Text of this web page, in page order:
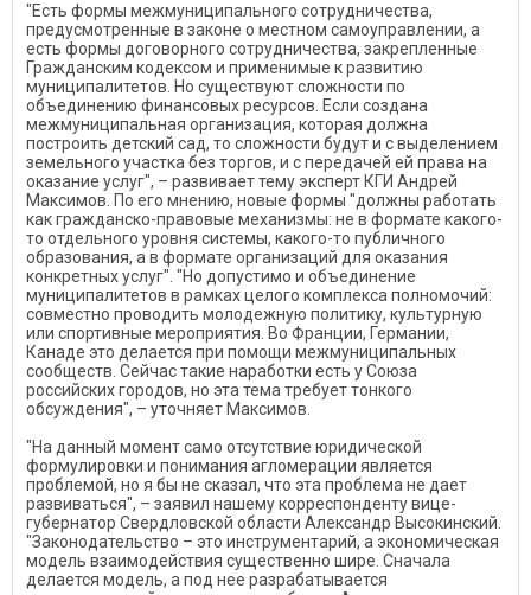
"Есть формы межмуниципального сотрудничества,
предусмотренные в законе о местном самоуправлении, а
есть формы договорного сотрудничества, закрепленные
Гражданским кодексом и применимые к развитию
муниципалитетов. Но существуют сложности по
объединению финансовых ресурсов. Если создана
межмуниципальная организация, которая должна
построить детский сад, то сложности будут и с выделением
земельного участка без торгов, и с передачей ей права на
оказание услуг", – развивает тему эксперт КГИ Андрей
Максимов. По его мнению, новые формы "должны работать
как гражданско-правовые механизмы: не в формате какого-
то отдельного уровня системы, какого-то публичного
образования, а в формате организаций для оказания
конкретных услуг". "Но допустимо и объединение
муниципалитетов в рамках целого комплекса полномочий:
совместно проводить молодежную политику, культурную
или спортивные мероприятия. Во Франции, Германии,
Канаде это делается при помощи межмуниципальных
сообществ. Сейчас такие наработки есть у Союза
российских городов, но эта тема требует тонкого
обсуждения", – уточняет Максимов.
"На данный момент само отсутствие юридической
формулировки и понимания агломерации является
проблемой, но я бы не сказал, что эта проблема не дает
развиваться", – заявил нашему корреспонденту вице-
губернатор Свердловской области Александр Высокинский.
"Законодательство – это инструментарий, а экономическая
модель взаимодействия существенно шире. Сначала
делается модель, а под нее разрабатывается